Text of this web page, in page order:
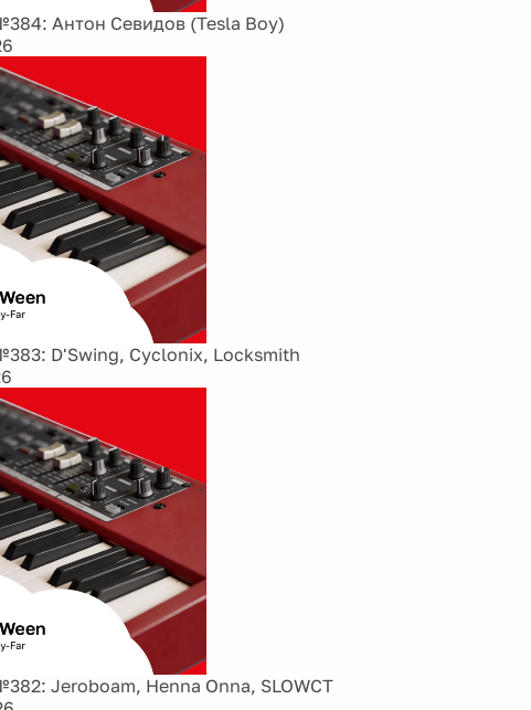
Антон Севидов (Tesla Boy)
D'Swing, Cyclonix, Locksmith
Jeroboam, Henna Onna, SLOWCT